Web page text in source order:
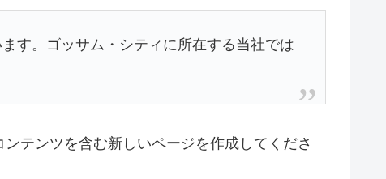
す。ゴッサム・シティに所在する当社では
テンツを含む新しいページを作成してくださ